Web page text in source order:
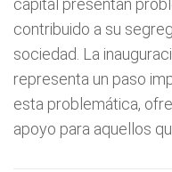
capital presentan
contribuido a su
sociedad. La
representa un paso
esta problemática,
apoyo para aquellos